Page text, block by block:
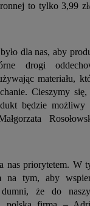
to tylko 3,99
dla nas, aby
drogi
materiału,
Cieszymy się,
będzie możliwy
nas priorytetem. W
na tym, aby
dumni, że do